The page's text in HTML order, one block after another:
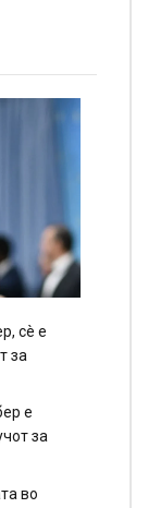
сè е
за
е
за
во